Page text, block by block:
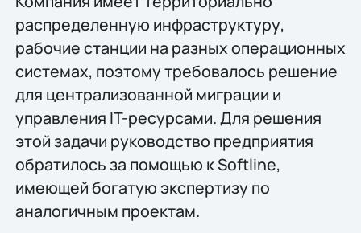
распределенную инфраструктуру,
рабочие станции на разных операционных
системах, поэтому требовалось решение
для централизованной миграции и
управления IT-ресурсами. Для решения
этой задачи руководство предприятия
обратилось за помощью к Softline,
имеющей богатую экспертизу по
аналогичным проектам.